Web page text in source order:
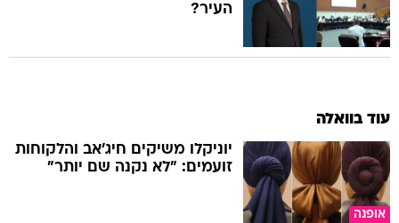
העיר?
עוד בוואלה
אופנה
יוניקלו משיקים חיג'אב והלקוחות
זועמים: "לא נקנה שם יותר"